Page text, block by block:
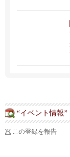
“イベント情報
この登録を報告